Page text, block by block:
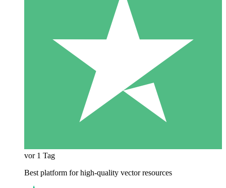
vor 1 Tag
Best platform for high-quality vector resources